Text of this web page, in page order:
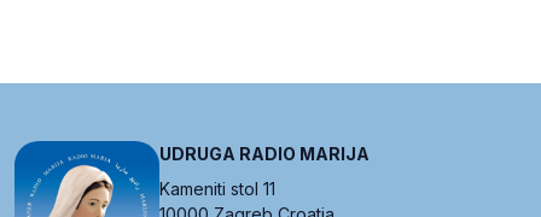
UDRUGA RADIO MARIJA
Kameniti stol 11